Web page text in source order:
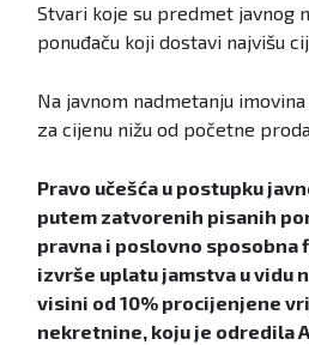
Stvari koje su predmet javnog
ponuđaču koji dostavi najvišu
Na javnom nadmetanju
za cijenu nižu od početne
Pravo učešća u postupku
putem zatvorenih pisanih
pravna i poslovno sposobna
izvrše uplatu jamstva u vidu
visini od 10% procijenjene
nekretnine, koju je odredila